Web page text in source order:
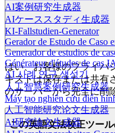
AI案例研究生成器
AIケーススタディ生成器
KI-Fallstudien-Generator
Gerador de Estudo de Caso
Generador de estudios de
Générateur d'études de cas IA
AI 사례 연구 생성기
人工智慧案例研究生成器
Máy tạo nghiên cứu điển
人工智能研究论文生成器
AI研究論文生成器
はい、お客様のプライバ
キストは保存または共有
のサーバーから完全に削
この英語文法校正ツー